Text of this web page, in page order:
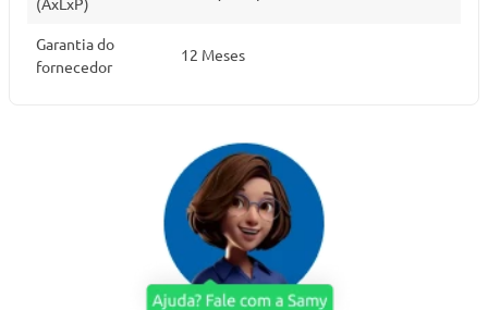
Garantia do
fornecedor
12 Meses